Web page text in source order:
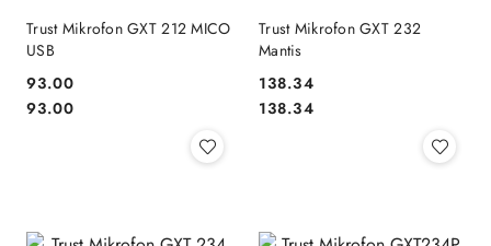
Trust Mikrofon GXT 212 MICO
USB
Cena:
93.00
Cena:
93.00
Trust Mikrofon GXT 232
Mantis
Cena:
138.34
Cena:
138.34